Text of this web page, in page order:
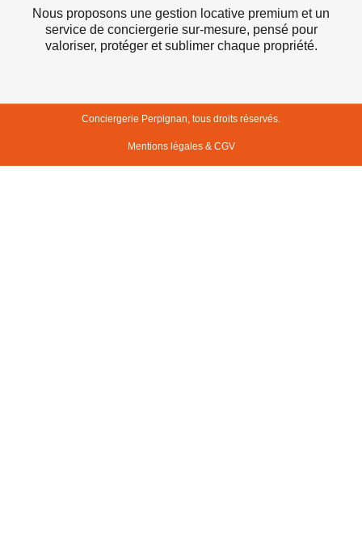
Nous proposons une gestion locative premium et un
service de conciergerie sur-mesure, pensé pour
valoriser, protéger et sublimer chaque propriété.
Conciergerie Perpignan, tous droits réservés.
Mentions légales & CGV